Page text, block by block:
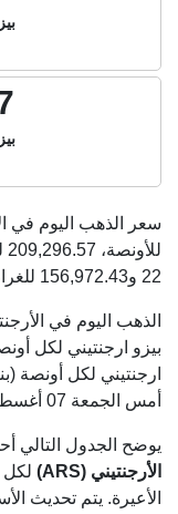
سعر الذهب اليوم في
للأونصة، 209,296.57
22 و
156,972.43
أمس الجمعة 07 أغسطس 2026).
يوضح الجدول التالي
الأرجنتيني (ARS)
لكل
الأعيرة. يتم تحديث